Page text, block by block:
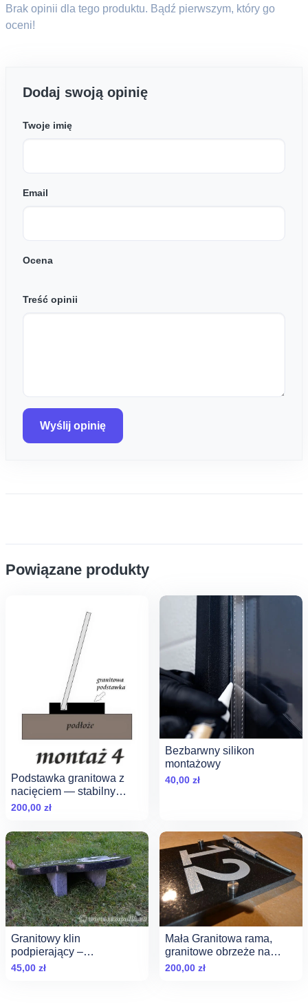
Brak opinii dla tego produktu. Bądź pierwszym, który go
oceni!
Dodaj swoją opinię
Twoje imię
Email
Ocena
Treść opinii
Wyślij opinię
Powiązane produkty
Podstawka granitowa z
nacięciem — stabilny
montaż tablic
200,00 zł
Bezbarwny silikon
montażowy
40,00 zł
Granitowy klin
podpierający –
Profesjonalny montaż
45,00 zł
Mała Granitowa rama,
granitowe obrzeże na
cmentarz dla zwierząt
200,00 zł